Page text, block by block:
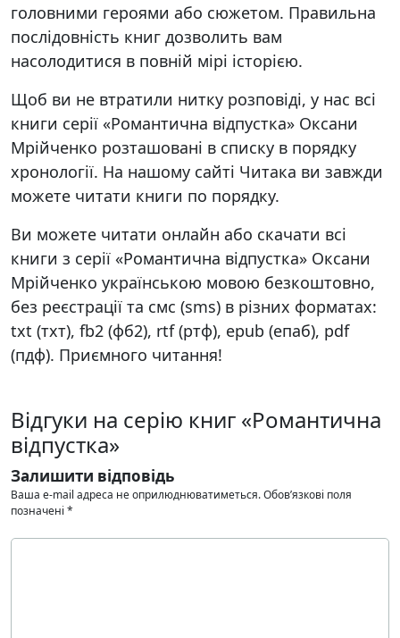
головними героями або сюжетом. Правильна
послідовність книг дозволить вам
насолодитися в повній мірі історією.
Щоб ви не втратили нитку розповіді, у нас всі
книги серії «Романтична відпустка» Оксани
Мрійченко розташовані в списку в порядку
хронології. На нашому сайті Читака ви завжди
можете читати книги по порядку.
Ви можете читати онлайн або скачати всі
книги з серії «Романтична відпустка» Оксани
Мрійченко українською мовою безкоштовно,
без реєстрації та смс (sms) в різних форматах:
txt (тхт), fb2 (фб2), rtf (ртф), epub (епаб), pdf
(пдф). Приємного читання!
Відгуки на серію книг «Романтична
відпустка»
Залишити відповідь
Ваша e-mail адреса не оприлюднюватиметься.Обов’язкові поля
позначені *